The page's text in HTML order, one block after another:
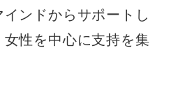
ンドからサポートし
性を中心に支持を集